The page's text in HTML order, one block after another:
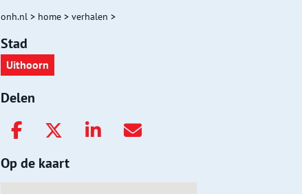
onh.nl > home > verhalen >
Stad
Uithoorn
Delen
Op de kaart